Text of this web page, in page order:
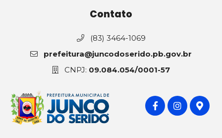
Contato
(83) 3464-1069
prefeitura@juncodoserido.pb.gov.br
CNPJ: 09.084.054/0001-57